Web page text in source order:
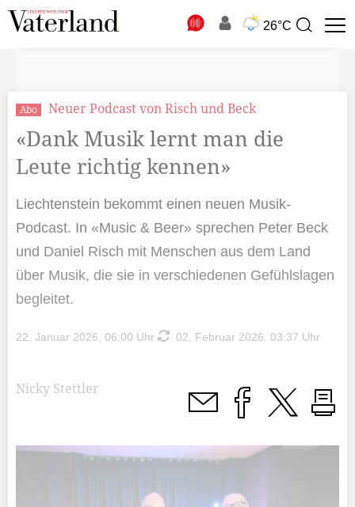
26°C
Suchbegriff
Abo Neuer Podcast von Risch und Beck
«Dank Musik lernt man die
Leute richtig kennen»
Liechtenstein bekommt einen neuen Musik-
Podcast. In «Music & Beer» sprechen Peter Beck
und Daniel Risch mit Menschen aus dem Land
über Musik, die sie in verschiedenen Gefühlslagen
begleitet.
22. Januar 2026, 06:00 Uhr 02. Februar 2026, 03:37 Uhr
Nicky Stettler